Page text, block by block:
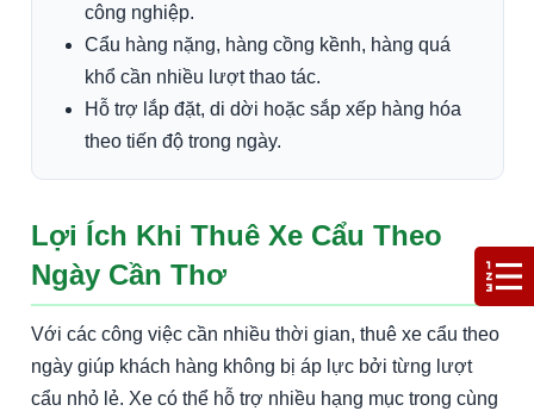
công nghiệp.
Cẩu hàng nặng, hàng cồng kềnh, hàng quá
khổ cần nhiều lượt thao tác.
Hỗ trợ lắp đặt, di dời hoặc sắp xếp hàng hóa
theo tiến độ trong ngày.
Lợi Ích Khi Thuê Xe Cẩu Theo
Ngày Cần Thơ
Với các công việc cần nhiều thời gian, thuê xe cẩu theo
ngày giúp khách hàng không bị áp lực bởi từng lượt
cẩu nhỏ lẻ. Xe có thể hỗ trợ nhiều hạng mục trong cùng